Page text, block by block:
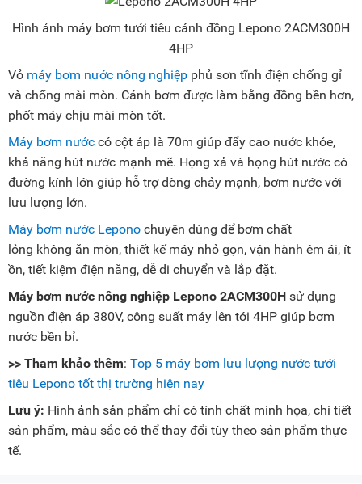
Hình ảnh máy bơm tưới tiêu cánh đồng Lepono 2ACM300H
4HP
Vỏ máy bơm nước nông nghiệp phủ sơn tĩnh điện chống gỉ
và chống mài mòn. Cánh bơm được làm bằng đồng bền hơn,
phốt máy chịu mài mòn tốt.
Máy bơm nước có cột áp là 70m giúp đẩy cao nước khỏe,
khả năng hút nước mạnh mẽ. Họng xả và họng hút nước có
đường kính lớn giúp hỗ trợ dòng chảy mạnh, bơm nước với
lưu lượng lớn.
Máy bơm nước Lepono chuyên dùng để bơm chất
lỏng không ăn mòn, thiết kế máy nhỏ gọn, vận hành êm ái, ít
ồn, tiết kiệm điện năng, dễ di chuyển và lắp đặt.
Máy bơm nước nông nghiệp Lepono 2ACM300H sử dụng
nguồn điện áp 380V, công suất máy lên tới 4HP giúp bơm
nước bền bỉ.
>> Tham khảo thêm: Top 5 máy bơm lưu lượng nước tưới
tiêu Lepono tốt thị trường hiện nay
Lưu ý: Hình ảnh sản phẩm chỉ có tính chất minh họa, chi tiết
sản phẩm, màu sắc có thể thay đổi tùy theo sản phẩm thực
tế.